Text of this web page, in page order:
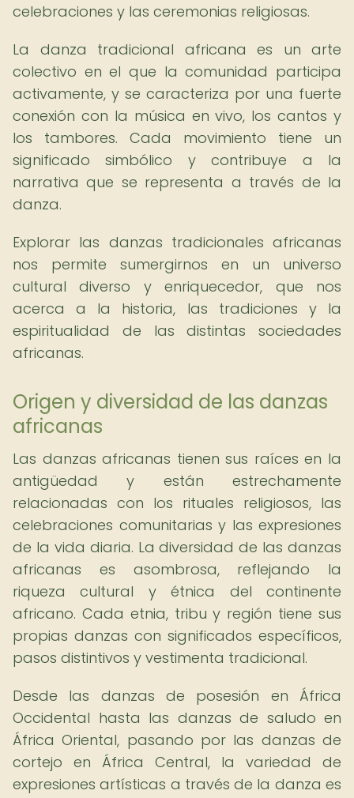
celebraciones y las ceremonias religiosas.
La danza tradicional africana es un arte
colectivo en el que la comunidad participa
activamente, y se caracteriza por una fuerte
conexión con la música en vivo, los cantos y
los tambores. Cada movimiento tiene un
significado simbólico y contribuye a la
narrativa que se representa a través de la
danza.
Explorar las danzas tradicionales africanas
nos permite sumergirnos en un universo
cultural diverso y enriquecedor, que nos
acerca a la historia, las tradiciones y la
espiritualidad de las distintas sociedades
africanas.
Origen y diversidad de las danzas
africanas
Las danzas africanas tienen sus raíces en la
antigüedad y están estrechamente
relacionadas con los rituales religiosos, las
celebraciones comunitarias y las expresiones
de la vida diaria. La diversidad de las danzas
africanas es asombrosa, reflejando la
riqueza cultural y étnica del continente
africano. Cada etnia, tribu y región tiene sus
propias danzas con significados específicos,
pasos distintivos y vestimenta tradicional.
Desde las danzas de posesión en África
Occidental hasta las danzas de saludo en
África Oriental, pasando por las danzas de
cortejo en África Central, la variedad de
expresiones artísticas a través de la danza es